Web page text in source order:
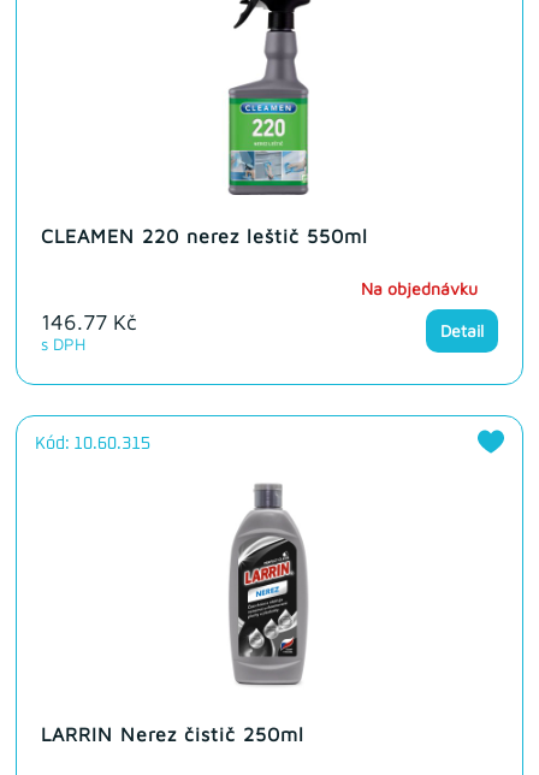
CLEAMEN 220 nerez leštič 550ml
146.77 Kč
s DPH
Na objednávku
Detail
Kód: 10.60.315
LARRIN Nerez čistič 250ml